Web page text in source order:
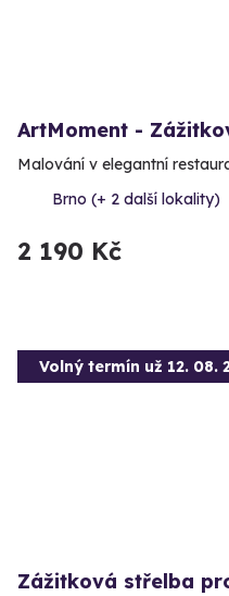
ArtMoment -
Malování v elegantní
Brno (+ 2 další lokality)
2 190 Kč
Volný termín už 12. 08.
Zážitková střelba